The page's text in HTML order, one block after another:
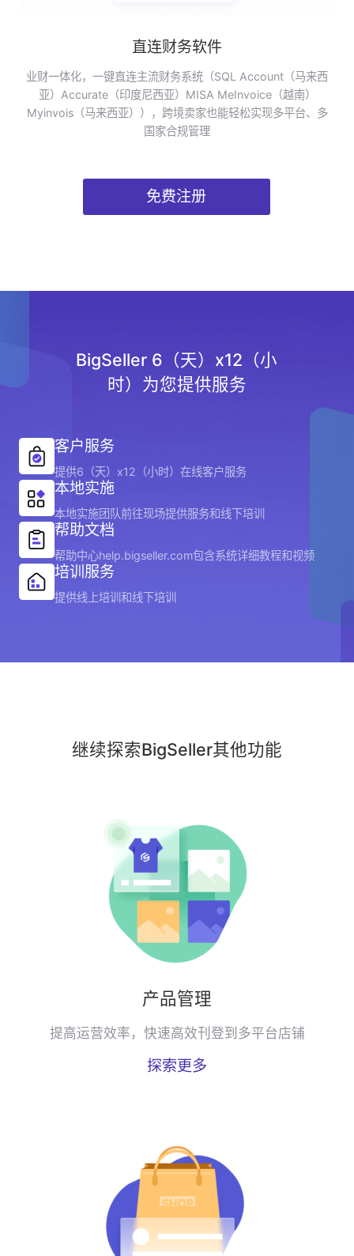
直连财务软件
业财一体化，一键直连主流财务系统（SQL Account（马来西
亚）Accurate（印度尼西亚）MISA MeInvoice（越南）
Myinvois（马来西亚）），跨境卖家也能轻松实现多平台、多
国家合规管理
免费注册
BigSeller 6（天）x12（小
时）为您提供服务
客户服务
提供6（天）x12（小时）在线客户服务
本地实施
本地实施团队前往现场提供服务和线下培训
帮助文档
帮助中心help.bigseller.com包含系统详细教程和视频
培训服务
提供线上培训和线下培训
继续探索BigSeller其他功能
产品管理
提高运营效率，快速高效刊登到多平台店铺
探索更多